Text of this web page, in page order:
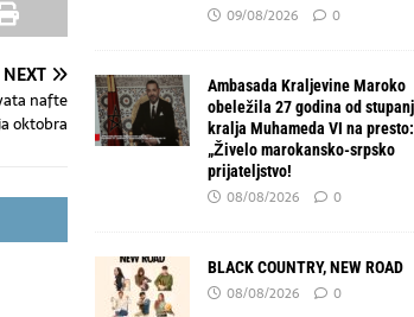
NEXT
nafte
oktobra
09/08/2026 0
Ambasada Kraljevine Maroko
obeležila 27 godina od
kralja Muhameda VI na presto:
„Živelo marokansko-srpsko
prijateljstvo!
08/08/2026 0
BLACK COUNTRY, NEW ROAD
08/08/2026 0